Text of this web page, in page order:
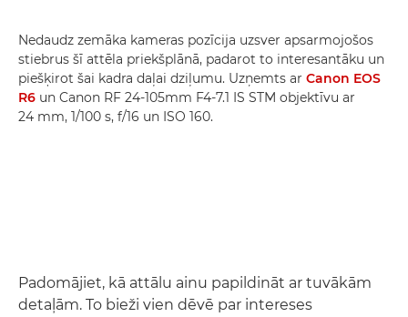
Nedaudz zemāka kameras pozīcija uzsver apsarmojošos
stiebrus šī attēla priekšplānā, padarot to interesantāku un
piešķirot šai kadra daļai dziļumu. Uzņemts ar Canon EOS
R6 un Canon RF 24-105mm F4-7.1 IS STM objektīvu ar
24 mm, 1/100 s, f/16 un ISO 160.
Padomājiet, kā attālu ainu papildināt ar tuvākām
detaļām. To bieži vien dēvē par intereses